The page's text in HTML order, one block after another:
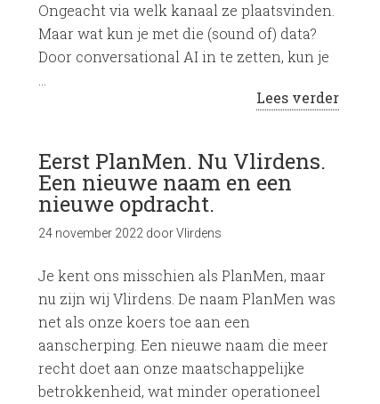
Ongeacht via welk kanaal ze plaatsvinden.
Maar wat kun je met die (sound of) data?
Door conversational AI in te zetten, kun je
Lees verder
Eerst PlanMen. Nu Vlirdens.
Een nieuwe naam en een
nieuwe opdracht.
24 november 2022 doorVlirdens
Je kent ons misschien als PlanMen, maar
nu zijn wij Vlirdens. De naam PlanMen was
net als onze koers toe aan een
aanscherping. Een nieuwe naam die meer
recht doet aan onze maatschappelijke
betrokkenheid, wat minder operationeel